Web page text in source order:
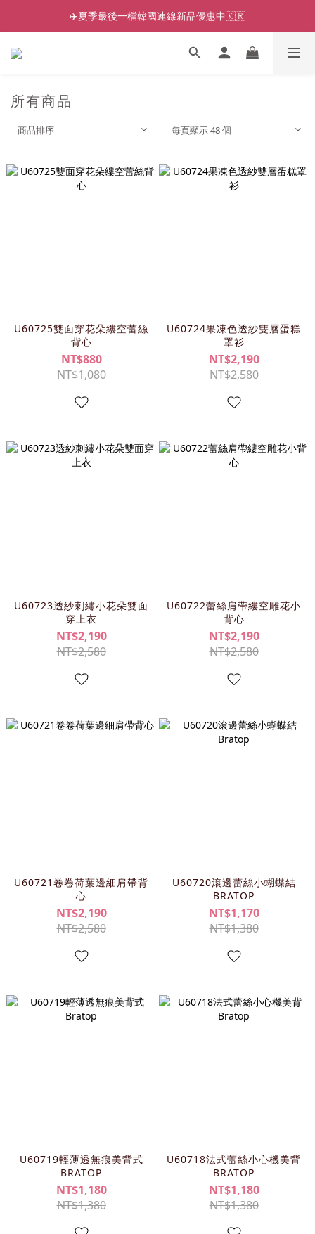
✈️夏季最後一檔韓國連線新品優惠中🇰🇷
所有商品
商品排序 每頁顯示 48 個
U60725雙面穿花朵縷空蕾絲
背心
NT$880
NT$1,080
U60724果凍色透紗雙層蛋糕
罩衫
NT$2,190
NT$2,580
U60723透紗刺繡小花朵雙面
穿上衣
NT$2,190
NT$2,580
U60722蕾絲肩帶縷空雕花小
背心
NT$2,190
NT$2,580
U60721卷卷荷葉邊細肩帶背
心
NT$2,190
NT$2,580
U60720滾邊蕾絲小蝴蝶結
BRATOP
NT$1,170
NT$1,380
U60719輕薄透無痕美背式
BRATOP
NT$1,180
NT$1,380
U60718法式蕾絲小心機美背
BRATOP
NT$1,180
NT$1,380